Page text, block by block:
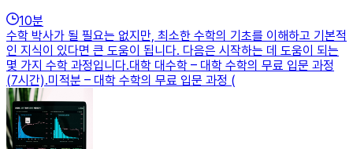
10분
수학 박사가 될 필요는 없지만, 최소한 수학의 기초를 이해하고 기본적
인 지식이 있다면 큰 도움이 됩니다. 다음은 시작하는 데 도움이 되는
몇 가지 수학 과정입니다.대학 대수학 – 대학 수학의 무료 입문 과정
(7시간).미적분 – 대학 수학의 무료 입문 과정 (